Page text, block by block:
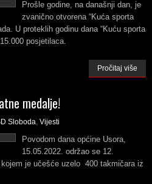
Prošle godine, na današnji dan, je
zvanično otvorena “Kuća sporta
U proteklih godinu dana “Kuću sporta
posjetilaca.
Pročitaj više
medalje!
Sloboda, Vijesti
Povodom dana općine Usora,
15.05.2022. održao se 12.
je učešće uzelo 400 takmičara iz